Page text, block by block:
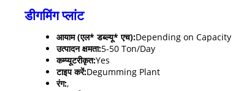
डीगमिंग प्लांट
आयाम (एल* डब्ल्यू* एच):Depending on Capacity
उत्पादन क्षमता:5-50 Ton/Day
कम्प्यूटरीकृत:Yes
टाइप करें:Degumming Plant
रंग:,